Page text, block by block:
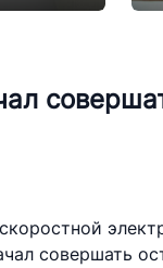
совершать